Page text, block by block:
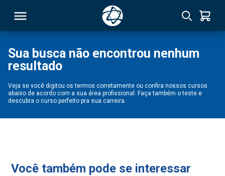
Sua busca não encontrou nenhum
resultado
Veja se você digitou os termos corretamente ou confira nossos cursos
abaixo de acordo com a sua área profissional. Faça também o teste e
descubra o curso perfeito pra sua carreira.
Você também pode se interessar